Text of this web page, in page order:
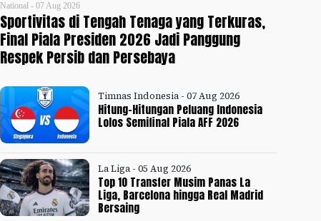
National - 07 Aug 2026
Sportivitas di Tengah Tenaga yang Terkuras,
Final Piala Presiden 2026 Jadi Panggung
Respek Persib dan Persebaya
Timnas Indonesia - 07 Aug 2026
Hitung-Hitungan Peluang Indonesia
Lolos Semifinal Piala AFF 2026
La Liga - 05 Aug 2026
Top 10 Transfer Musim Panas La
Liga, Barcelona hingga Real Madrid
Bersaing